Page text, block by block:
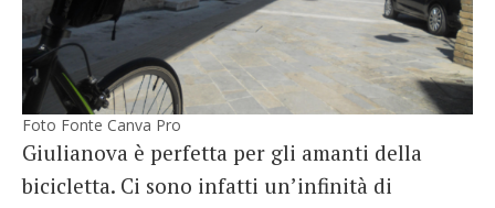
Foto Fonte Canva Pro
Giulianova è perfetta per gli amanti della
bicicletta. Ci sono infatti un’infinità di